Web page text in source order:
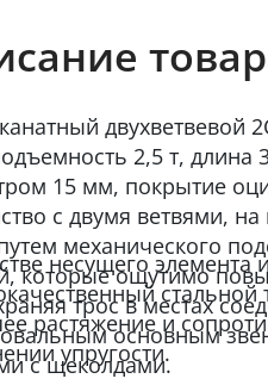
двухветвевой
2,5 т,
15 мм, покрытие
с двумя ветвями,
механического
которые ощутимо
трос в местах
основным
с щеколдами.
несущего элемента
растяжение и
упругости.